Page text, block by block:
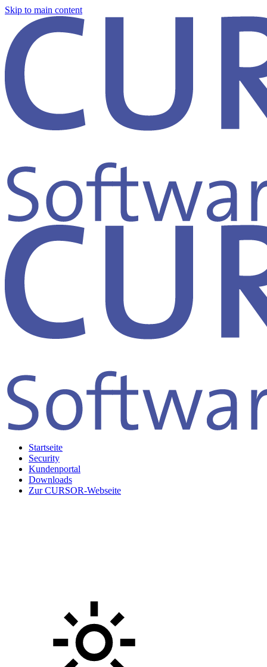
Skip to main content
Startseite
Security
Kundenportal
Downloads
Zur CURSOR-Webseite